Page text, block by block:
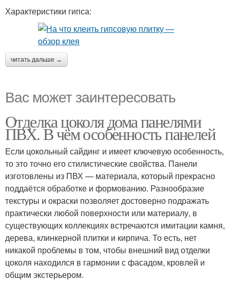
Характеристики гипса:
читать дальше →
Вас может заинтересовать
Отделка цоколя дома панелями
ПВХ. В чём особенность панелей
Если цокольный сайдинг и имеет ключевую особенность,
то это точно его стилистические свойства. Панели
изготовлены из ПВХ — материала, который прекрасно
поддаётся обработке и формованию. Разнообразие
текстуры и окраски позволяет достоверно подражать
практически любой поверхности или материалу, в
существующих коллекциях встречаются имитации камня,
дерева, клинкерной плитки и кирпича. То есть, нет
никакой проблемы в том, чтобы внешний вид отделки
цоколя находился в гармонии с фасадом, кровлей и
общим экстерьером.